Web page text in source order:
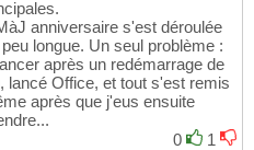
anniversaire s'est déroulée
longue. Un seul problème :
après un redémarrage de
lancé Office, et tout s'est remis
après que j'eus ensuite
0
1